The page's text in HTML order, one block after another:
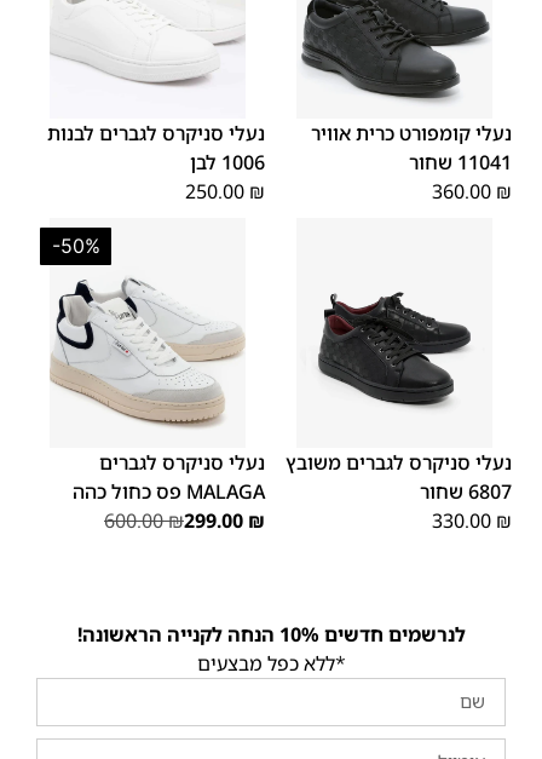
40
41
42
44
45
נעלי קומפורט כרית אוויר
11041 שחור
360.00 ₪
41
42
נעלי סניקרס לגברים לבנות
1006 לבן
250.00 ₪
נעלי סניקרס לגברים משובץ
6807 שחור
330.00 ₪
-50%
נעלי סניקרס לגברים
MALAGA פס כחול כהה
600.00₪299.00 ₪
לנרשמים חדשים 10% הנחה לקנייה הראשונה!
*ללא כפל מבצעים